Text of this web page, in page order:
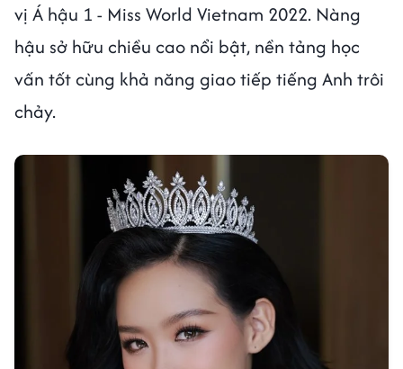
vị Á hậu 1 - Miss World Vietnam 2022. Nàng
hậu sở hữu chiều cao nổi bật, nền tảng học
vấn tốt cùng khả năng giao tiếp tiếng Anh trôi
chảy.